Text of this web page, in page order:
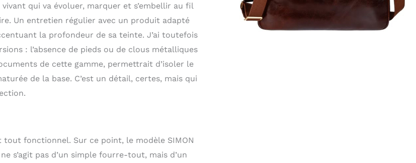
qui va évoluer, marquer et s’embellir au fil
Un entretien régulier avec un produit adapté
la profondeur de sa teinte. J’ai toutefois
: l’absence de pieds ou de clous métalliques
de cette gamme, permettrait d’isoler le
de la base. C’est un détail, certes, mais qui
fonctionnel. Sur ce point, le modèle SIMON
s’agit pas d’un simple fourre-tout, mais d’un